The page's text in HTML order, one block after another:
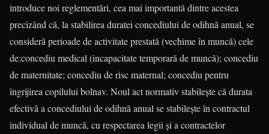
introduce noi reglementări, cea mai importantă dintre acestea
precizând că, la stabilirea duratei concediului de odihnă anual, se
consideră perioade de activitate prestată (vechime în muncă) cele
de:concediu medical (incapacitate temporară de muncă); concediu
de maternitate; concediu de risc maternal; concediu pentru
îngrijirea copilului bolnav. Noul act normativ stabileşte că durata
efectivă a concediului de odihnă anual se stabileşte în contractul
individual de muncă, cu respectarea legii şi a contractelor